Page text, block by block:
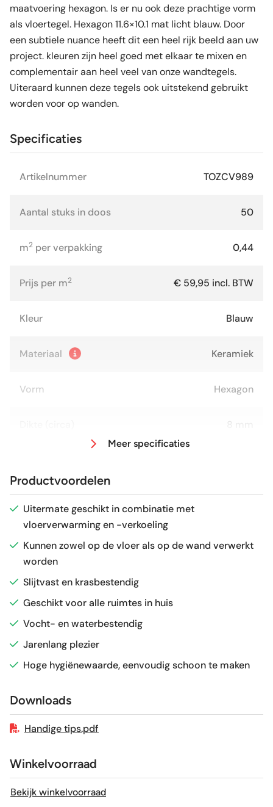
maatvoering hexagon. Is er nu ook deze prachtige vorm
als vloertegel. Hexagon 11.6×10.1 mat licht blauw. Door
een subtiele nuance heeft dit een heel rijk beeld aan uw
project. kleuren zijn heel goed met elkaar te mixen en
complementair aan heel veel van onze wandtegels.
Uiteraard kunnen deze tegels ook uitstekend gebruikt
worden voor op wanden.
Specificaties
Artikelnummer TOZCV989
Aantal stuks in doos 50
m2 per verpakking 0,44
Prijs per m2 € 59,95 incl. BTW
Kleur Blauw
Materiaal Keramiek
Vorm Hexagon
Antislipwaarde R9
Glans / Mat
Gerectificeerd
Vorstbestendig
Sortering
Craquelé Nee
Geschikt voor vloerverwarming
Meer specificaties
Productvoordelen
Uitermate geschikt in combinatie met
vloerverwarming en -verkoeling
Kunnen zowel op de vloer als op de wand verwerkt
worden
Slijtvast en krasbestendig
Geschikt voor alle ruimtes in huis
Vocht- en waterbestendig
Jarenlang plezier
Hoge hygiënewaarde, eenvoudig schoon te maken
Downloads
Handige tips.pdf
Winkelvoorraad
Bekijk winkelvoorraad